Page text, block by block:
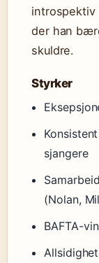
introspektiv
der han
skuldre.
Styrker
sjangere
(Nolan,
BAFTA-